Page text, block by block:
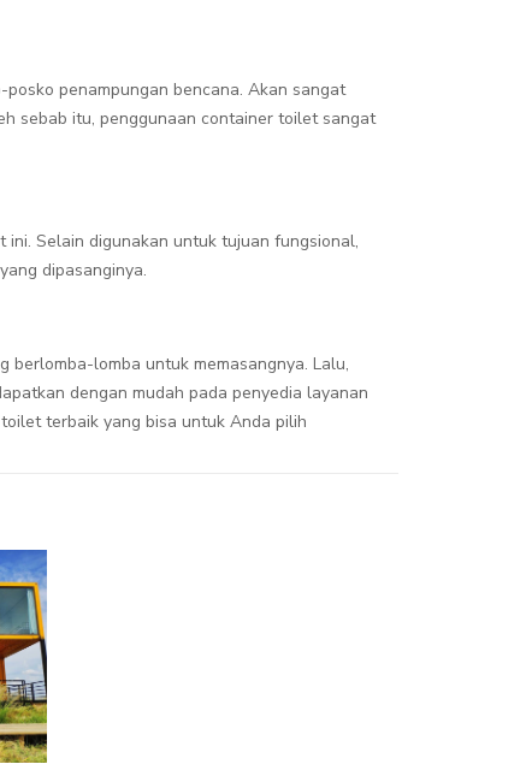
penampungan bencana. Akan sangat
sebab itu, penggunaan container toilet sangat
Selain digunakan untuk tujuan fungsional,
dipasanginya.
berlomba-lomba untuk memasangnya. Lalu,
dengan mudah pada penyedia layanan
terbaik yang bisa untuk Anda pilih